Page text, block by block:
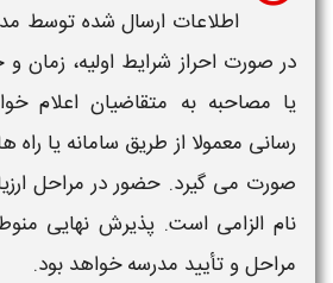
اطلاعات ارسال شده توسط
در صورت احراز شرایط اولیه، زمان
یا مصاحبه به متقاضیان اعلام
رسانی معمولا از طریق سامانه یا
صورت می گیرد. حضور در مراحل
نام الزامی است. پذیرش نهایی
مراحل و تأیید مدرسه خواهد بود.